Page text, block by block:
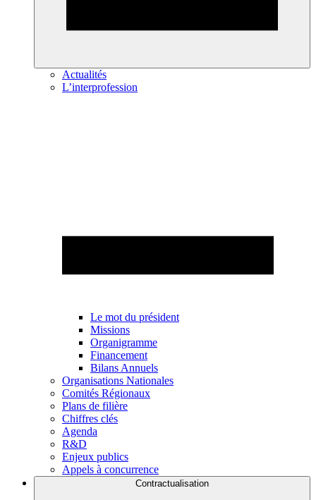
Actualités
L’interprofession
Le mot du président
Missions
Organigramme
Financement
Bilans Annuels
Organisations Nationales
Comités Régionaux
Plans de filière
Chiffres clés
Agenda
R&D
Enjeux publics
Appels à concurrence
Contractualisation